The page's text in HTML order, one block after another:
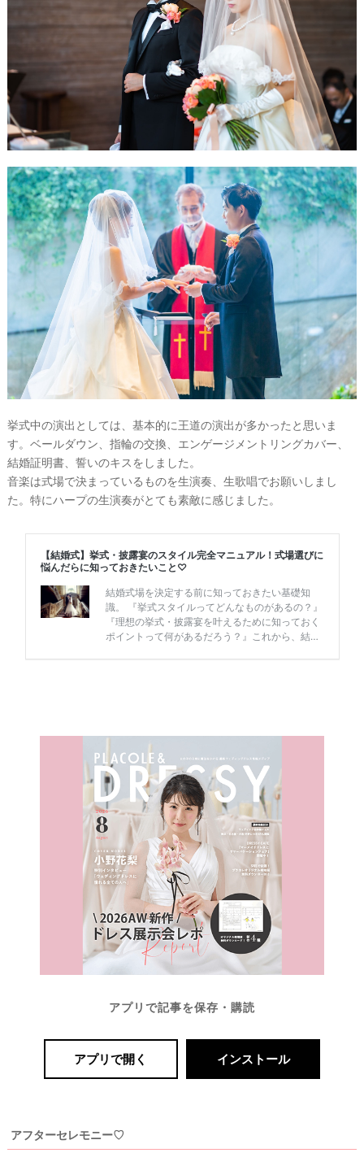
挙式中の演出としては、基本的に王道の演出が多かったと思いま
す。ベールダウン、指輪の交換、エンゲージメントリングカバー、
結婚証明書、誓いのキスをしました。
音楽は式場で決まっているものを生演奏、生歌唱でお願いしまし
た。特にハープの生演奏がとても素敵に感じました。
アプリで記事を保存・購読
アプリで開く インストール
アフターセレモニー♡
L
A
Y
式
サ
イ
ト
▶
最
新
記
事
c
h
c
プ
ラ
ラ
ン
ン
グ
プ
ラ
レ
ポ
見
る